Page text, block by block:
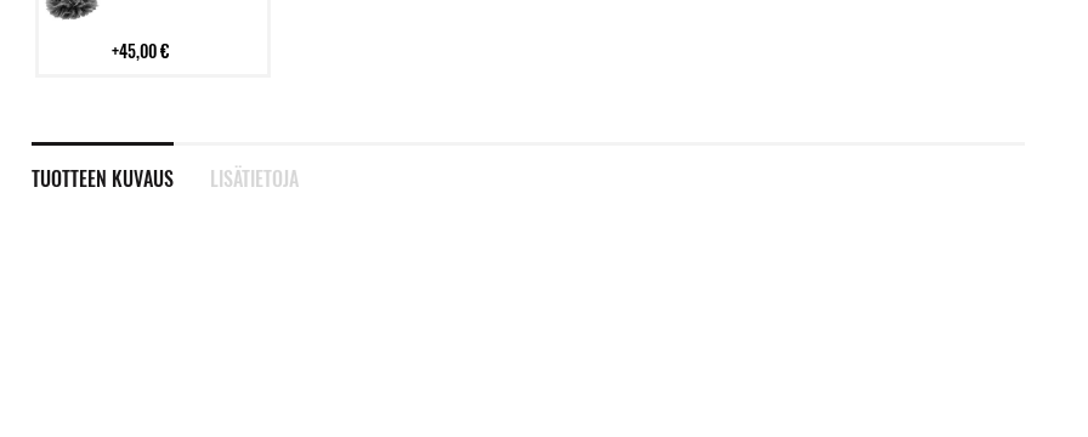
45,00 €
TUOTTEEN KUVAUS LISÄTIETOJA